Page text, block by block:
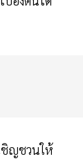
ชิญชวนให้